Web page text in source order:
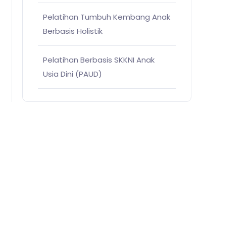
Pelatihan Tumbuh Kembang Anak
Berbasis Holistik
Pelatihan Berbasis SKKNI Anak
Usia Dini (PAUD)